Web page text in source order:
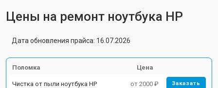
Цены на ремонт ноутбука HP
Дата обновления прайса: 16.07.2026
Поломка Цена
Чистка от пыли ноутбука HP от 2000 ₽ Заказать